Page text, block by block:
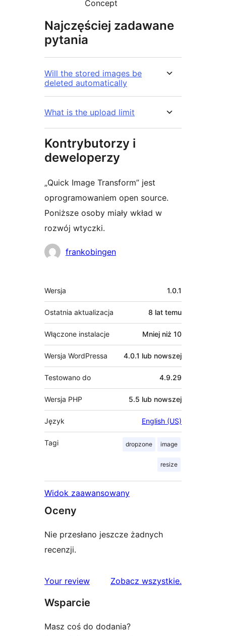
Concept
Najczęściej zadawane
pytania
Will the stored images be
deleted automatically
What is the upload limit
Kontrybutorzy i
deweloperzy
„Quick Image Transform” jest
oprogramowaniem open source.
Poniższe osoby miały wkład w
rozwój wtyczki.
Zaangażowani
frankobingen
Meta
Wersja 1.0.1
Ostatnia aktualizacja 8 lat temu
Włączone instalacje Mniej niż 10
Wersja WordPressa 4.0.1 lub nowszej
Testowano do 4.9.29
Wersja PHP 5.5 lub nowszej
Język English (US)
Tagi dropzone image
resize
Widok zaawansowany
Oceny
Nie przesłano jeszcze żadnych
recenzji.
Your review Zobacz wszystkierecenzje
.
Wsparcie
Masz coś do dodania?